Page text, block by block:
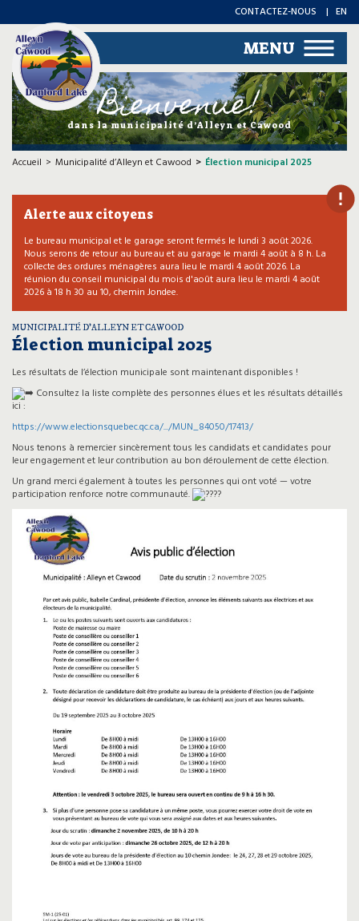
EN
CONTACTEZ-NOUS
MENU
Bienvenue!
dans la municipalité d’Alleyn et Cawood
Accueil Municipalité d’Alleyn et Cawood Élection municipal 2025
Alerte aux citoyens
Le bureau municipal et le garage seront fermés le lundi 3 août 2026.
Nous serons de retour au bureau et au garage le mardi 4 août à 8 h. La
collecte des ordures ménagères aura lieu le mardi 4 août 2026. La
réunion du conseil municipal du mois d'août aura lieu le mardi 4 août
2026 à 18 h 30 au 10, chemin Jondee.
MUNICIPALITÉ D’ALLEYN ET CAWOOD
Élection municipal 2025
Les résultats de l’élection municipale sont maintenant disponibles !
Consultez la liste complète des personnes élues et les résultats détaillés
ici :
https://www.electionsquebec.qc.ca/.../MUN_84050/17413/
Nous tenons à remercier sincèrement tous les candidats et candidates pour
leur engagement et leur contribution au bon déroulement de cette élection.
Un grand merci également à toutes les personnes qui ont voté — votre
participation renforce notre communauté.